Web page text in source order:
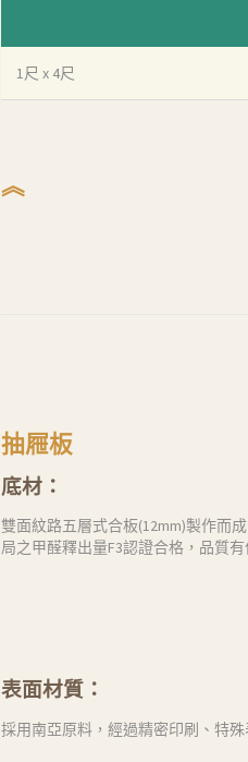
1尺 x 4尺
︽
抽屜板
底材：
雙面紋路五層式合板(12mm)製作而
局之甲醛釋出量F3認證合格，品質有
表面材質：
採用南亞原料，經過精密印刷、特